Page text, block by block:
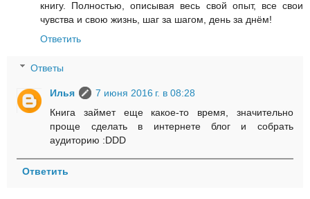
книгу. Полностью, описывая весь свой опыт, все свои
чувства и свою жизнь, шаг за шагом, день за днём!
Ответить
Ответы
Илья
7 июня 2016 г. в 08:28
Книга займет еще какое-то время, значительно
проще сделать в интернете блог и собрать
аудиторию :DDD
Ответить